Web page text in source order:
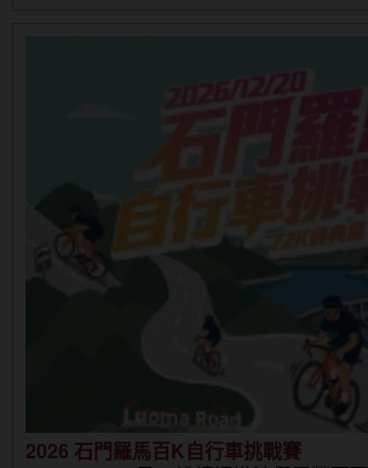
2026 石門羅馬百K自行車挑戰賽